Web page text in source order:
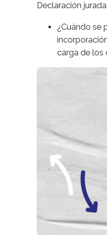
Declaración
¿Cuándo se
carga de los